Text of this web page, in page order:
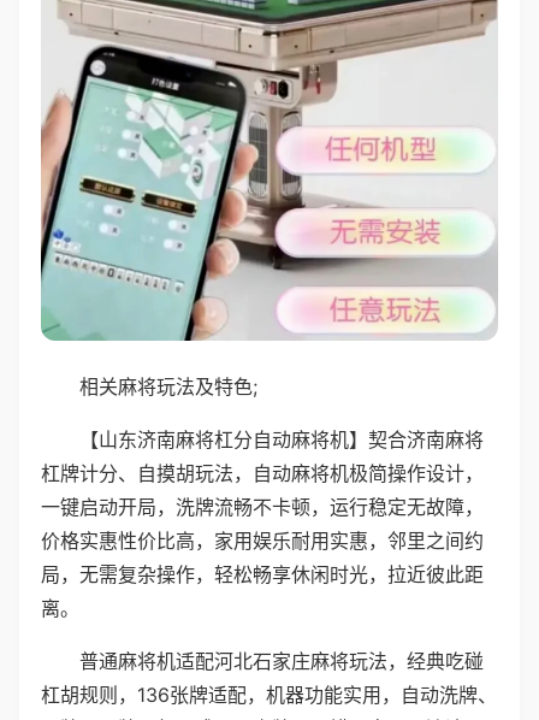
相关麻将玩法及特色;
【山东济南麻将杠分自动麻将机】契合济南麻将
杠牌计分、自摸胡玩法，自动麻将机极简操作设计，
一键启动开局，洗牌流畅不卡顿，运行稳定无故障，
价格实惠性价比高，家用娱乐耐用实惠，邻里之间约
局，无需复杂操作，轻松畅享休闲时光，拉近彼此距
离。
普通麻将机适配河北石家庄麻将玩法，经典吃碰
杠胡规则，136张牌适配，机器功能实用，自动洗牌、